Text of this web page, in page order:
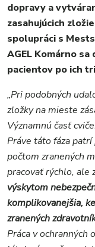
dopravy a
zasahujúcich
spolupráci s
AGEL Komárno
pacientov po ich
„Pri podobných
zložky na mieste
Významnú časť
Práve táto fáza
počtom zranených
pracovať rýchlo, ale
výskytom
komplikovanejšia,
zranených
Práca v ochranných